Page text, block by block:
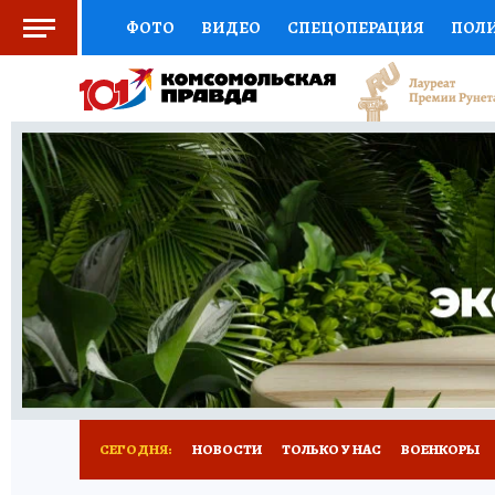
ФОТО ВИДЕО СПЕЦОПЕРАЦИЯ
СОЦПОДДЕРЖКА НАУКА СПОРТ
ВЫБОР ЭКСПЕРТОВ ДОКТОР
КНИЖНАЯ ПОЛКА ПРОГНОЗЫ НА СПОРТ
ПРЕСС-ЦЕНТР НЕДВИЖИМОСТЬ
РАДИО КП РЕКЛАМА ТЕСТЫ НОВОЕ
СЕГОДНЯ: НОВОСТИ ТОЛЬКО У НАС ВОЕНКОРЫ